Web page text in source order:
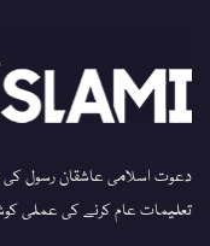
دعوت اسلامی عاشقان رسول کی
تعلیمات عام کرنے کی عملی